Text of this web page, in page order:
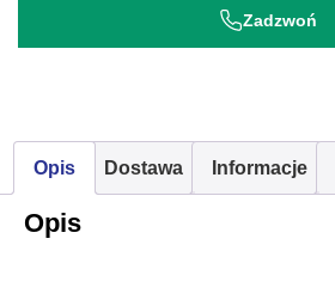
Zadzwoń
Opis Dostawa Informacje
Opis